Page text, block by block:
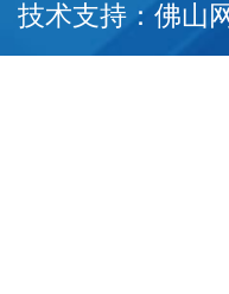
技术支持： 佛山